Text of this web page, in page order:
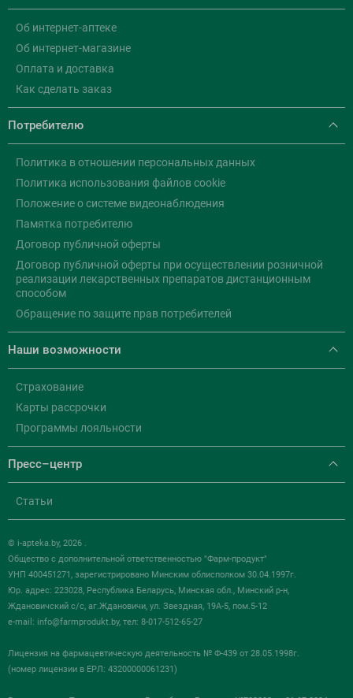
Об интернет-аптеке
Об интернет-магазине
Оплата и доставка
Как сделать заказ
Потребителю
Политика в отношении персональных данных
Политика использования файлов cookie
Положение о системе видеонаблюдения
Памятка потребителю
Договор публичной оферты
Договор публичной оферты при осуществлении розничной
реализации лекарственных препаратов дистанционным
способом
Обращение по защите прав потребителей
Наши возможности
Страхование
Карты рассрочки
Программы лояльности
Пресс–центр
Статьи
© i-apteka.by, 2026 .
Общество с дополнительной ответственностью "Фарм-продукт"
УНП 400451271, зарегистрировано Минским облисполком 30.04.1997г.
Юр. адрес: 223028, Республика Беларусь, Минская обл., Минский р-н,
Ждановичский с/с, аг.Ждановичи, ул. Звездная, 19А-5, пом.5-12
e-mail: info@farmprodukt.by, тел: 8-017-512-65-27
Лицензия на фармацевтическую деятельность № Ф-439 от 28.05.1998г.
(номер лицензии в ЕРЛ: 43200000061231)